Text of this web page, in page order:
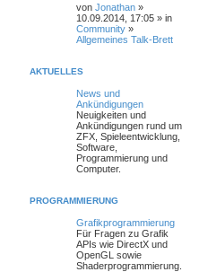
von Jonathan »
10.09.2014, 17:05 » in
Community »
Allgemeines Talk-Brett
AKTUELLES
News und
Ankündigungen
Neuigkeiten und
Ankündigungen rund um
ZFX, Spieleentwicklung,
Software,
Programmierung und
Computer.
PROGRAMMIERUNG
Grafikprogrammierung
Für Fragen zu Grafik
APIs wie DirectX und
OpenGL sowie
Shaderprogrammierung.